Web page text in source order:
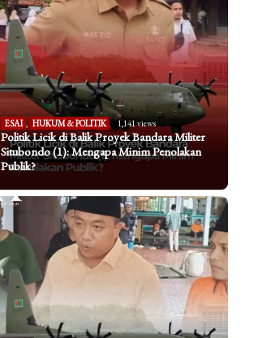
ESAI , HUKUM & POLITIK 1,141 views
Politik Licik di Balik Proyek Bandara Militer
Situbondo (1): Mengapa Minim Penolakan
Publik?